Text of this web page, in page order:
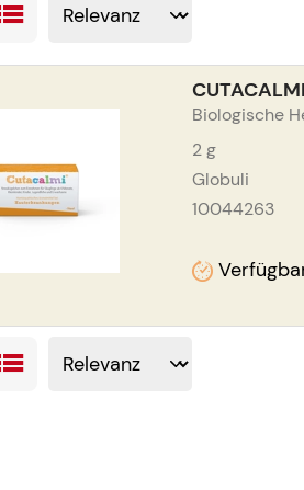
Biologische
2g
Globuli
10044263